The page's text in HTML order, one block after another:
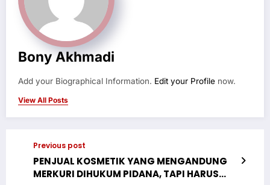
Bony Akhmadi
Add your Biographical Information. Edit your Profile now.
View All Posts
Previous post
PENJUAL KOSMETIK YANG MENGANDUNG
MERKURI DIHUKUM PIDANA, TAPI HARUS